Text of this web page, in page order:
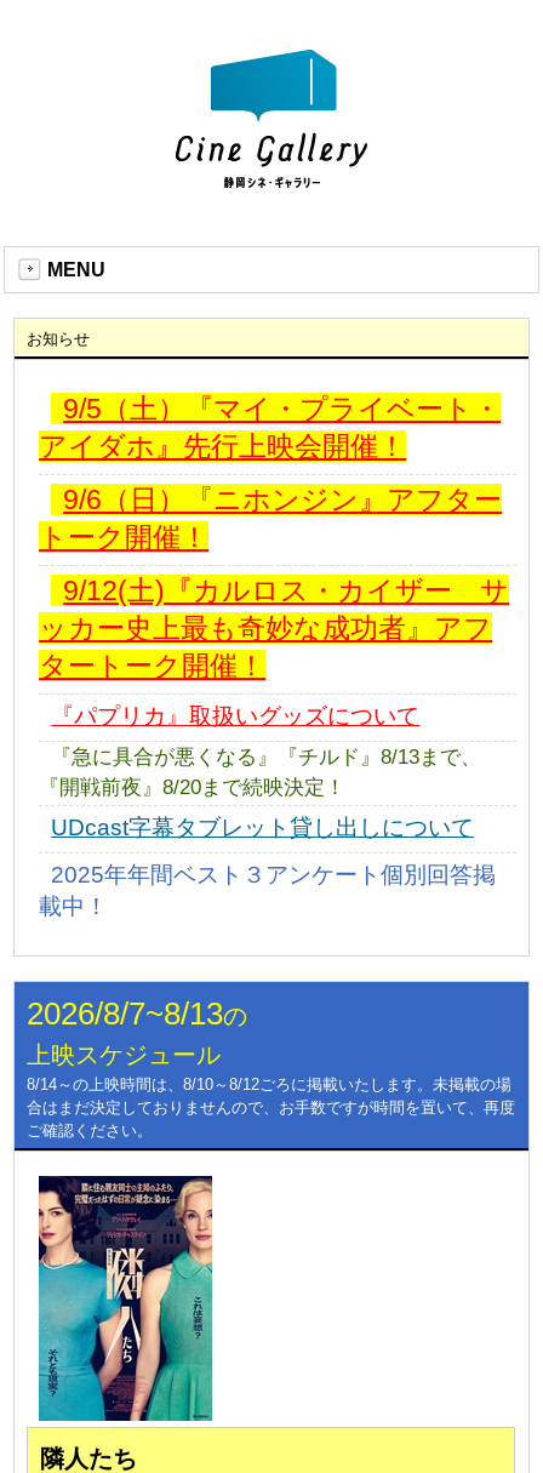
MENU
お知らせ
9/5（土）『マイ・プライベート・
アイダホ』先行上映会開催！
9/6（日）『ニホンジン』アフター
トーク開催！
9/12(土)『カルロス・カイザー サ
ッカー史上最も奇妙な成功者』アフ
タートーク開催！
『パプリカ』取扱いグッズについて
『急に具合が悪くなる』『チルド』8/13まで、
『開戦前夜』8/20まで続映決定！
UDcast字幕タブレット貸し出しについて
2025年年間ベスト３アンケート個別回答掲
載中！
2026/8/7~8/13の
上映スケジュール
8/14～の上映時間は、8/10～8/12ごろに掲載いたします。未掲載の場
合はまだ決定しておりませんので、お手数ですが時間を置いて、再度
ご確認ください。
隣人たち